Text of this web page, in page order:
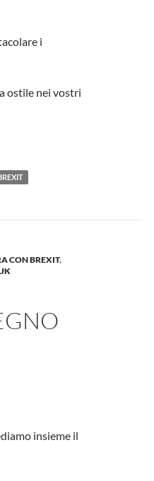
i
ostile nei vostri
EUROPEI in UK !!!
CON BREXIT,
insieme il